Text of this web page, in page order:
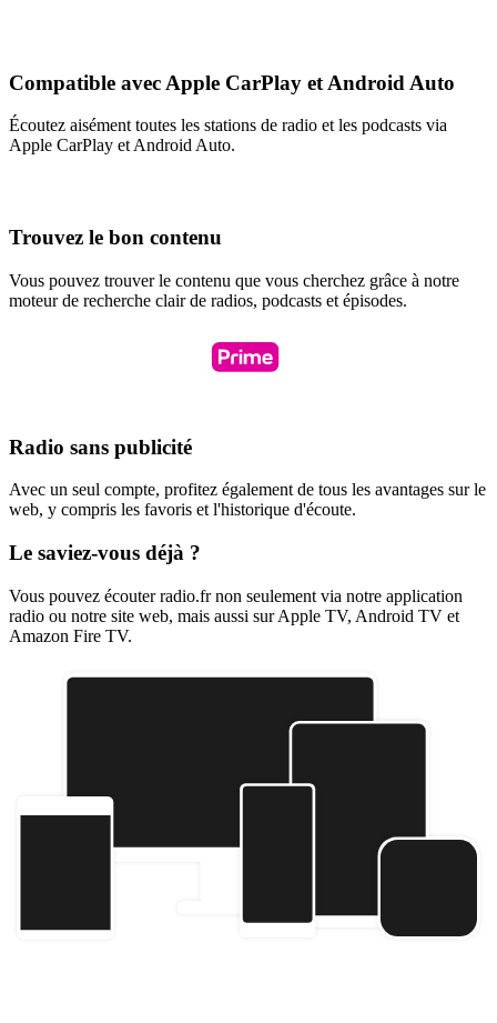
Compatible avec Apple CarPlay et Android Auto
Écoutez aisément toutes les stations de radio et les podcasts via
Apple CarPlay et Android Auto.
Trouvez le bon contenu
Vous pouvez trouver le contenu que vous cherchez grâce à notre
moteur de recherche clair de radios, podcasts et épisodes.
Radio sans publicité
Avec un seul compte, profitez également de tous les avantages sur le
web, y compris les favoris et l'historique d'écoute.
Le saviez-vous déjà ?
Vous pouvez écouter radio.fr non seulement via notre application
radio ou notre site web, mais aussi sur Apple TV, Android TV et
Amazon Fire TV.